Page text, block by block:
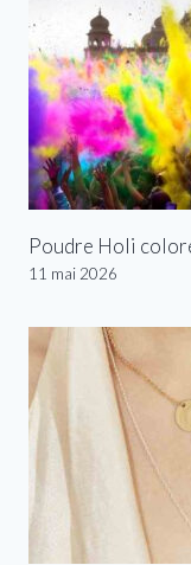
Poudre Holi
11 mai 2026